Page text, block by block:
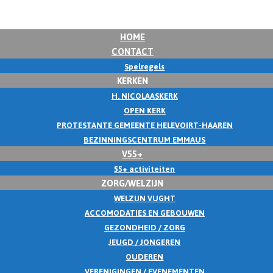
HOME
CONTACT
Spelregels
KERKEN
H. NICOLAASKERK
OPEN KERK
PROTESTANTE GEMEENTE HELEVOIRT-HAAREN
BEZINNINGSCENTRUM EMMAUS
V55+
55+ activiteiten
ZORG/WELZIJN
WELZIJN VUGHT
ACCOMODATIES EN GEBOUWEN
GEZONDHEID / ZORG
JEUGD / JONGEREN
OUDEREN